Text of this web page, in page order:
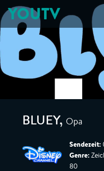
YOUTV
BLUEY, Opa
Sendezeit:
Genre:
80